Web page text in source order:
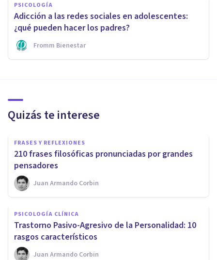
PSICOLOGÍA
Adicción a las redes sociales en adolescentes:
¿qué pueden hacer los padres?
Fromm Bienestar
Quizás te interese
FRASES Y REFLEXIONES
210 frases filosóficas pronunciadas por grandes
pensadores
Juan Armando Corbin
PSICOLOGÍA CLÍNICA
​Trastorno Pasivo-Agresivo de la Personalidad: 10
rasgos característicos
Juan Armando Corbin